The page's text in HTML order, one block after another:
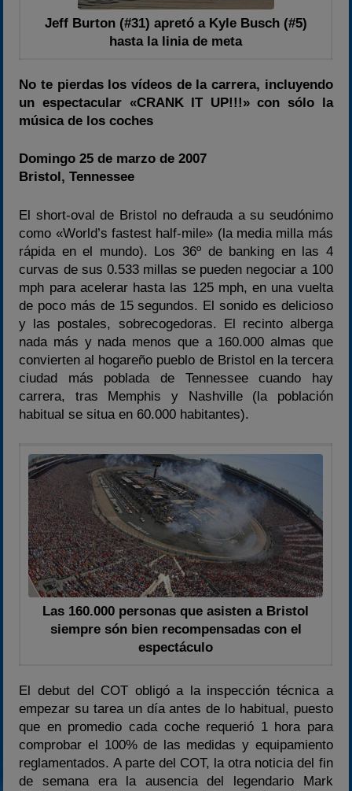
Jeff Burton (#31) apretó a Kyle Busch (#5)
hasta la linia de meta
No te pierdas los vídeos de la carrera, incluyendo
un espectacular «CRANK IT UP!!!» con sólo la
música de los coches
Domingo 25 de marzo de 2007
Bristol, Tennessee
El short-oval de Bristol no defrauda a su seudónimo
como «World’s fastest half-mile» (la media milla más
rápida en el mundo). Los 36º de banking en las 4
curvas de sus 0.533 millas se pueden negociar a 100
mph para acelerar hasta las 125 mph, en una vuelta
de poco más de 15 segundos. El sonido es delicioso
y las postales, sobrecogedoras. El recinto alberga
nada más y nada menos que a 160.000 almas que
convierten al hogareño pueblo de Bristol en la tercera
ciudad más poblada de Tennessee cuando hay
carrera, tras Memphis y Nashville (la población
habitual se situa en 60.000 habitantes).
Las 160.000 personas que asisten a Bristol
siempre són bien recompensadas con el
espectáculo
El debut del COT obligó a la inspección técnica a
empezar su tarea un día antes de lo habitual, puesto
que en promedio cada coche requerió 1 hora para
comprobar el 100% de las medidas y equipamiento
reglamentados. A parte del COT, la otra noticia del fin
de semana era la ausencia del legendario Mark